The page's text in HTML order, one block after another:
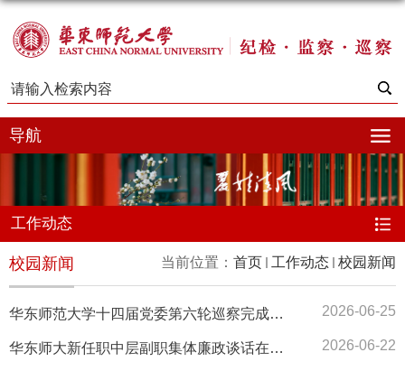
导航
工作动态
当前位置： 首页 工作动态 校园新闻
校园新闻
华东师范大学十四届党委第六轮巡察完成反馈 2026-06-25
华东师大新任职中层副职集体廉政谈话在校举行 2026-06-22